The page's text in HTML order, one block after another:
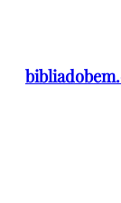
conteúdo